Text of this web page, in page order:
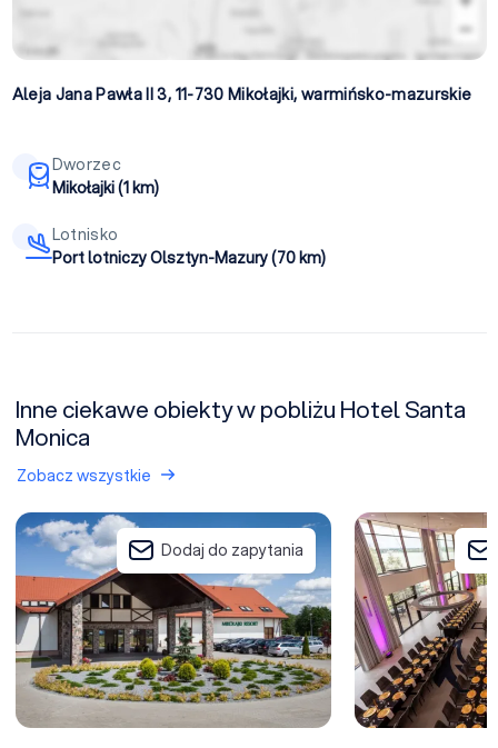
Aleja Jana Pawła II 3, 11-730Mikołajki, warmińsko-mazurskie
Dworzec
Mikołajki (1 km)
Lotnisko
Port lotniczy Olsztyn-Mazury (70 km)
Inne ciekawe obiekty w pobliżu Hotel Santa
Monica
Zobacz wszystkie
Mikołajki Resort & SPA
Dodaj do zapytania
Hotel Robert's